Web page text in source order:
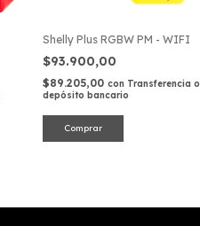
Shelly Plus RGBW PM - WIFI
$93.900,00
$89.205,00 con Transferencia o
depósito bancario